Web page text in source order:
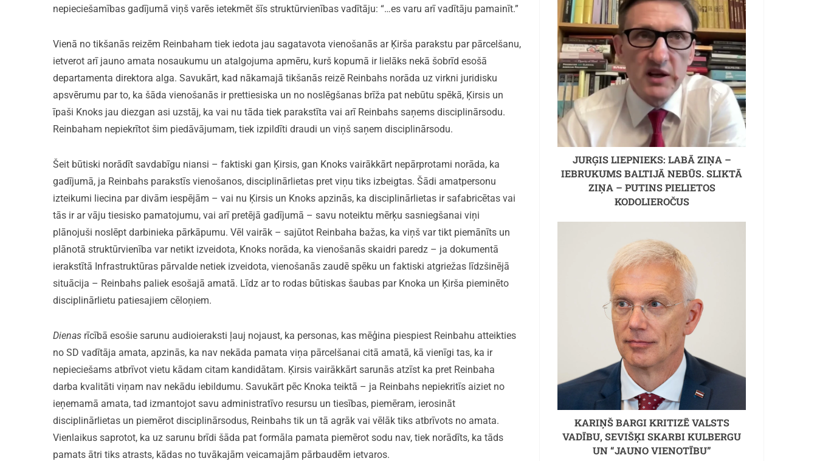
nepieciešamības gadījumā viņš varēs ietekmēt šīs struktūrvienības vadītāju: “…es varu arī vadītāju pamainīt.”
Vienā no tikšanās reizēm Reinbaham tiek iedota jau sagatavota vienošanās ar Ķirša parakstu par pārcelšanu,
ietverot arī jauno amata nosaukumu un atalgojuma apmēru, kurš kopumā ir lielāks nekā šobrīd esošā
departamenta direktora alga. Savukārt, kad nākamajā tikšanās reizē Reinbahs norāda uz virkni juridisku
apsvērumu par to, ka šāda vienošanās ir prettiesiska un no noslēgšanas brīža pat nebūtu spēkā, Ķirsis un
īpaši Knoks jau diezgan asi uzstāj, ka vai nu tāda tiek parakstīta vai arī Reinbahs saņems disciplinārsodu.
Reinbaham nepiekrītot šim piedāvājumam, tiek izpildīti draudi un viņš saņem disciplinārsodu.
Šeit būtiski norādīt savdabīgu niansi – faktiski gan Ķirsis, gan Knoks vairākkārt nepārprotami norāda, ka
gadījumā, ja Reinbahs parakstīs vienošanos, disciplinārlietas pret viņu tiks izbeigtas. Šādi amatpersonu
izteikumi liecina par divām iespējām – vai nu Ķirsis un Knoks apzinās, ka disciplinārlietas ir safabricētas vai
tās ir ar vāju tiesisko pamatojumu, vai arī pretējā gadījumā – savu noteiktu mērķu sasniegšanai viņi
plānojuši noslēpt darbinieka pārkāpumu. Vēl vairāk – sajūtot Reinbaha bažas, ka viņš var tikt piemānīts un
plānotā struktūrvienība var netikt izveidota, Knoks norāda, ka vienošanās skaidri paredz – ja dokumentā
ierakstītā Infrastruktūras pārvalde netiek izveidota, vienošanās zaudē spēku un faktiski atgriežas līdzšinējā
situācija – Reinbahs paliek esošajā amatā. Līdz ar to rodas būtiskas šaubas par Knoka un Ķirša pieminēto
disciplinārlietu patiesajiem cēloņiem.
Dienas rīcībā esošie sarunu audioieraksti ļauj nojaust, ka personas, kas mēģina piespiest Reinbahu atteikties
no SD vadītāja amata, apzinās, ka nav nekāda pamata viņa pārcelšanai citā amatā, kā vienīgi tas, ka ir
nepieciešams atbrīvot vietu kādam citam kandidātam. Ķirsis vairākkārt sarunās atzīst ka pret Reinbaha
darba kvalitāti viņam nav nekādu iebildumu. Savukārt pēc Knoka teiktā – ja Reinbahs nepiekritīs aiziet no
ieņemamā amata, tad izmantojot savu administratīvo resursu un tiesības, piemēram, ierosināt
disciplinārlietas un piemērot disciplinārsodus, Reinbahs tik un tā agrāk vai vēlāk tiks atbrīvots no amata.
Vienlaikus saprotot, ka uz sarunu brīdi šāda pat formāla pamata piemērot sodu nav, tiek norādīts, ka tāds
pamats ātri tiks atrasts, kādas no tuvākajām veicamajām pārbaudēm ietvaros.
JURĢIS LIEPNIEKS: LABĀ ZIŅA –
IEBRUKUMS BALTIJĀ NEBŪS. SLIKTĀ
ZIŅA – PUTINS PIELIETOS
KODOLIEROČUS
KARIŅŠ BARGI KRITIZĒ VALSTS
VADĪBU, SEVIŠĶI SKARBI KULBERGU
UN “JAUNO VIENOTĪBU”